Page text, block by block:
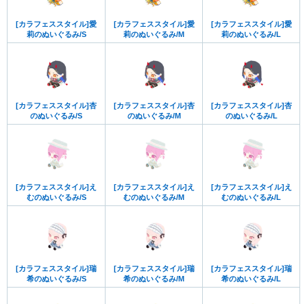
[カラフェススタイル]愛
莉のぬいぐるみ/S
[カラフェススタイル]愛
莉のぬいぐるみ/M
[カラフェススタイル]愛
莉のぬいぐるみ/L
[カラフェススタイル]杏
のぬいぐるみ/S
[カラフェススタイル]杏
のぬいぐるみ/M
[カラフェススタイル]杏
のぬいぐるみ/L
[カラフェススタイル]え
むのぬいぐるみ/S
[カラフェススタイル]え
むのぬいぐるみ/M
[カラフェススタイル]え
むのぬいぐるみ/L
[カラフェススタイル]瑞
希のぬいぐるみ/S
[カラフェススタイル]瑞
希のぬいぐるみ/M
[カラフェススタイル]瑞
希のぬいぐるみ/L